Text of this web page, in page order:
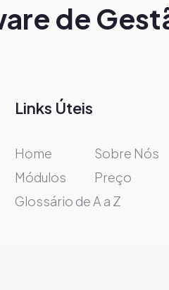
de
Links Úteis
Home
Sobre Nós
Módulos
Preço
Glossário de A a Z